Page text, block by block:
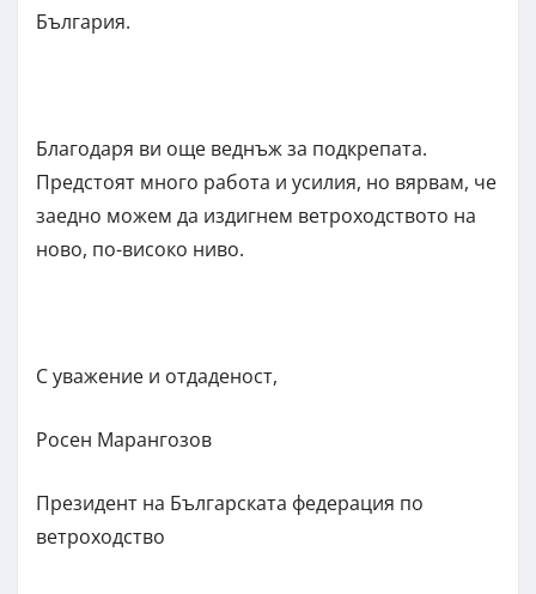
България.
Благодаря ви още веднъж за подкрепата.
Предстоят много работа и усилия, но вярвам, че
заедно можем да издигнем ветроходството на
ново, по-високо ниво.
С уважение и отдаденост,
Росен Марангозов
Президент на Българската федерация по
ветроходство